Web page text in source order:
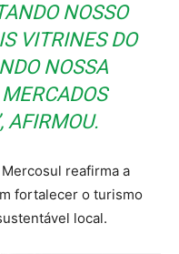
NOSSO
VITRINES DO
NOSSA
AFIRMOU.
reafirma a
fortalecer o turismo
local.